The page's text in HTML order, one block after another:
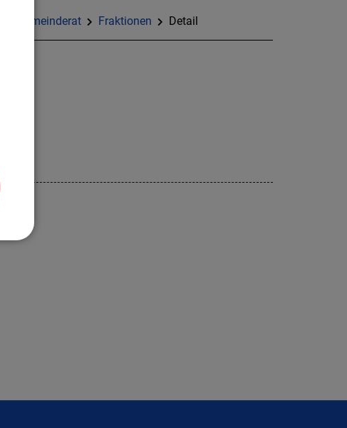
Gemeinderat Fraktionen Detail